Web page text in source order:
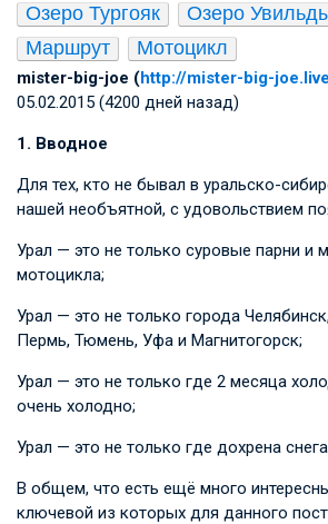
Озеро Тургояк
Озеро
Маршрут
Мотоцикл
mister-big-joe (http://mister-big-
05.02.2015 (4200 дней назад)
1. Вводное
Для тех, кто не бывал в уральско-
нашей необъятной, с удовольствием
Урал — это не только суровые парни и
мотоцикла;
Урал — это не только города
Пермь, Тюмень, Уфа и Магнитогорск;
Урал — это не только где 2 месяца
очень холодно;
Урал — это не только где дохрена
В общем, что есть ещё много
ключевой из которых для данного